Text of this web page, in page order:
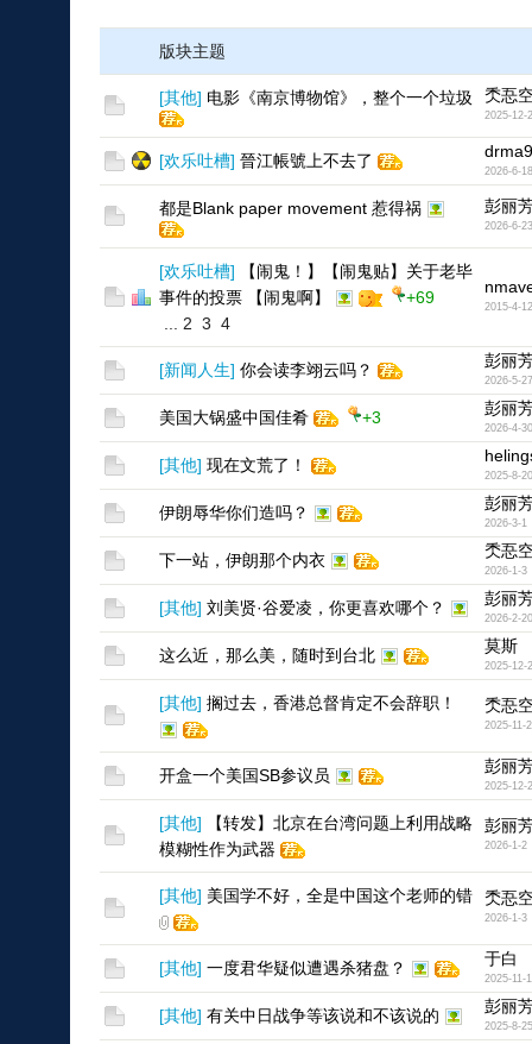
版块主题
[其他] 电影《南京博物馆》，整个一个垃圾 秂忢
2025-12-
[欢乐吐槽] 晉江帳號上不去了
2026-6-18
都是Blank paper movement 惹得祸 彭丽
2026-6-23
[欢乐吐槽]
【闹鬼！】【闹鬼贴】关于老毕
事件的投票 【闹鬼啊】
+69
2 3 4
2015-4-12
[新闻人生] 你会读李翊云吗？ 彭丽
2026-5-27
美国大锅盛中国佳肴 +3 彭丽
2026-4-30
[其他] 现在文荒了！
2025-8-20
伊朗辱华你们造吗？ 彭丽
2026-3-1
下一站，伊朗那个内衣 秂忢
2026-1-3
[其他] 刘美贤·谷爱凌，你更喜欢哪个？ 彭丽
2026-2-20
这么近，那么美，随时到台北 莫斯
2025-12-
[其他] 搁过去，香港总督肯定不会辞职！ 秂忢
2025-11-
开盒一个美国SB参议员 彭丽
2025-12-2
[其他]
【转发】北京在台湾问题上利用战略
模糊性作为武器
彭丽
2026-1-2
[其他] 美国学不好，全是中国这个老师的错 秂忢
2026-1-3
[其他] 一度君华疑似遭遇杀猪盘？ 于白
2025-11-
[其他] 有关中日战争等该说和不该说的 彭丽
2025-8-25